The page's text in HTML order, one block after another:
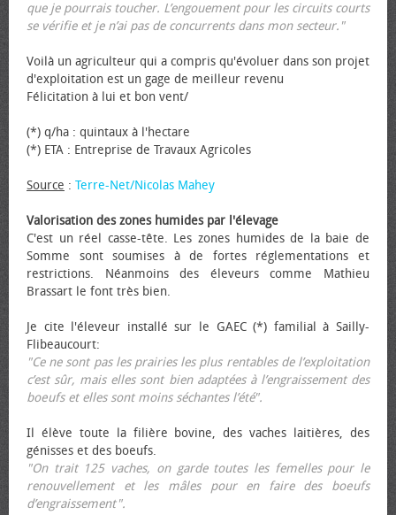
que je pourrais toucher. L’engouement pour les circuits courts
se vérifie et je n’ai pas de concurrents dans mon secteur."
Voilà un agriculteur qui a compris qu'évoluer dans son projet
d'exploitation est un gage de meilleur revenu
Félicitation à lui et bon vent/
(*) q/ha : quintaux à l'hectare
(*) ETA : Entreprise de Travaux Agricoles
Source : Terre-Net/Nicolas Mahey
Valorisation des zones humides par l'élevage
C'est un réel casse-tête. Les zones humides de la baie de
Somme sont soumises à de fortes réglementations et
restrictions. Néanmoins des éleveurs comme Mathieu
Brassart le font très bien.
Je cite l'éleveur installé sur le GAEC (*) familial à Sailly-
Flibeaucourt:
"Ce ne sont pas les prairies les plus rentables de l’exploitation
c’est sûr, mais elles sont bien adaptées à l’engraissement des
bœufs et elles sont moins séchantes l’été".
Il élève toute la filière bovine, des vaches laitières, des
génisses et des bœufs.
"On trait 125 vaches, on garde toutes les femelles pour le
renouvellement et les mâles pour en faire des bœufs
d’engraissement".